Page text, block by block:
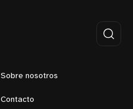
Sobre nosotros
Contacto